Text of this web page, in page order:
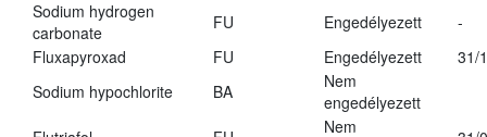
Sodium hydrogen
carbonate
FU Engedélyezett
-
Fluxapyroxad
FU Engedélyezett
31/
Sodium hypochlorite
BA
Nem
engedélyezett
Nem